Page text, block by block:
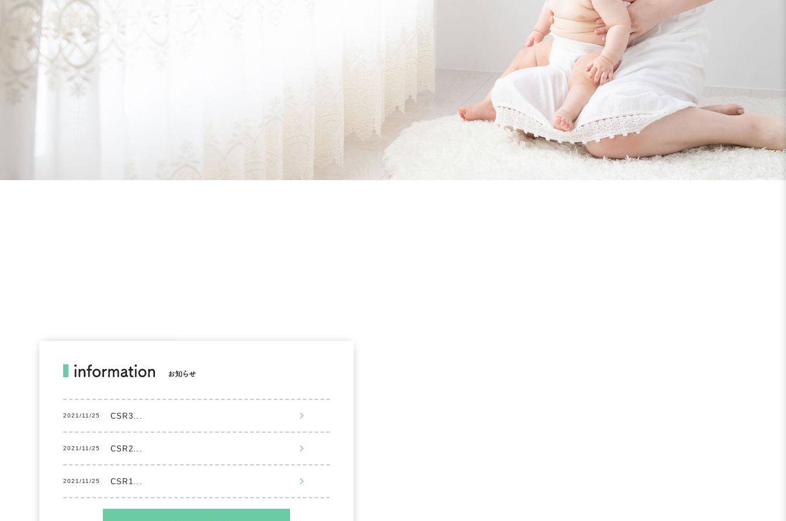
2021/11/25 CSR3...
2021/11/25 CSR2...
2021/11/25 CSR1...